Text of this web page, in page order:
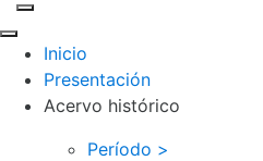
Inicio
Presentación
Acervo histórico
Período >